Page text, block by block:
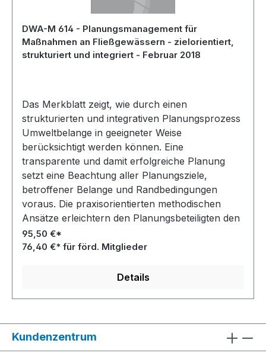
DWA-M 614 - Planungsmanagement für
Maßnahmen an Fließgewässern - zielorientiert,
strukturiert und integriert - Februar 2018
Das Merkblatt zeigt, wie durch einen
strukturierten und integrativen Planungsprozess
Umweltbelange in geeigneter Weise
berücksichtigt werden können. Eine
transparente und damit erfolgreiche Planung
setzt eine Beachtung aller Planungsziele,
betroffener Belange und Randbedingungen
voraus. Die praxisorientierten methodischen
Ansätze erleichtern den Planungsbeteiligten den
Weg durch den gemeinsamen Planungsprozess.
Behandelt werden insbesondere die
Ausbau und Unterhaltung von Fließgewässern,
95,50 €*
76,40 €* für förd. Mitglieder
Details
Kundenzentrum